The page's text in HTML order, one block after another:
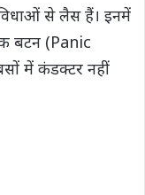
से लैस हैं। इनमें
बटन (Panic
में कंडक्टर नहीं